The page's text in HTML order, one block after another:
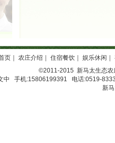
页｜ 农庄介绍 住宿餐饮｜ 娱乐休闲
©2011-2015 新马太生态农
中 手机:15806199391 电话:0519-
新